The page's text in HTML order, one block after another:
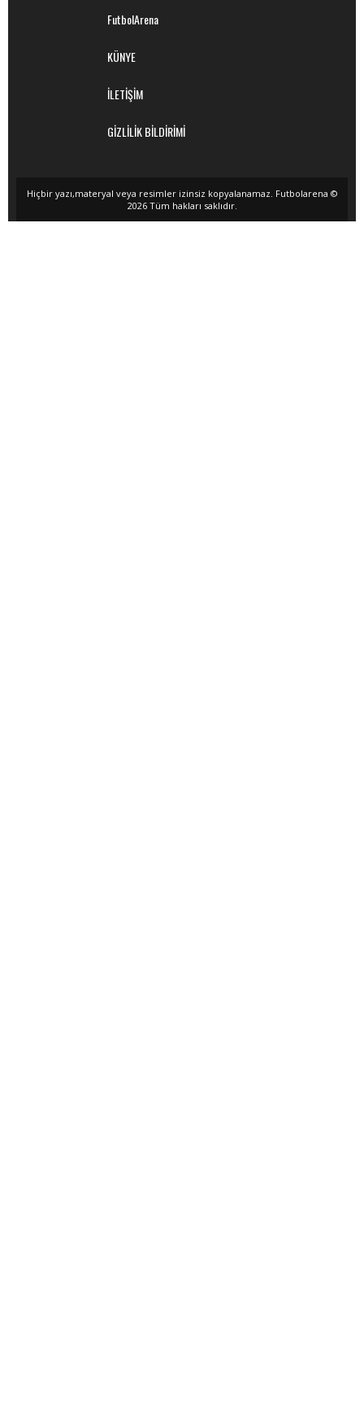
FutbolArena
KÜNYE
İLETİŞİM
GİZLİLİK BİLDİRİMİ
Hiçbir yazı,materyal veya resimler izinsiz kopyalanamaz. Futbolarena ©
2026 Tüm hakları saklıdır.